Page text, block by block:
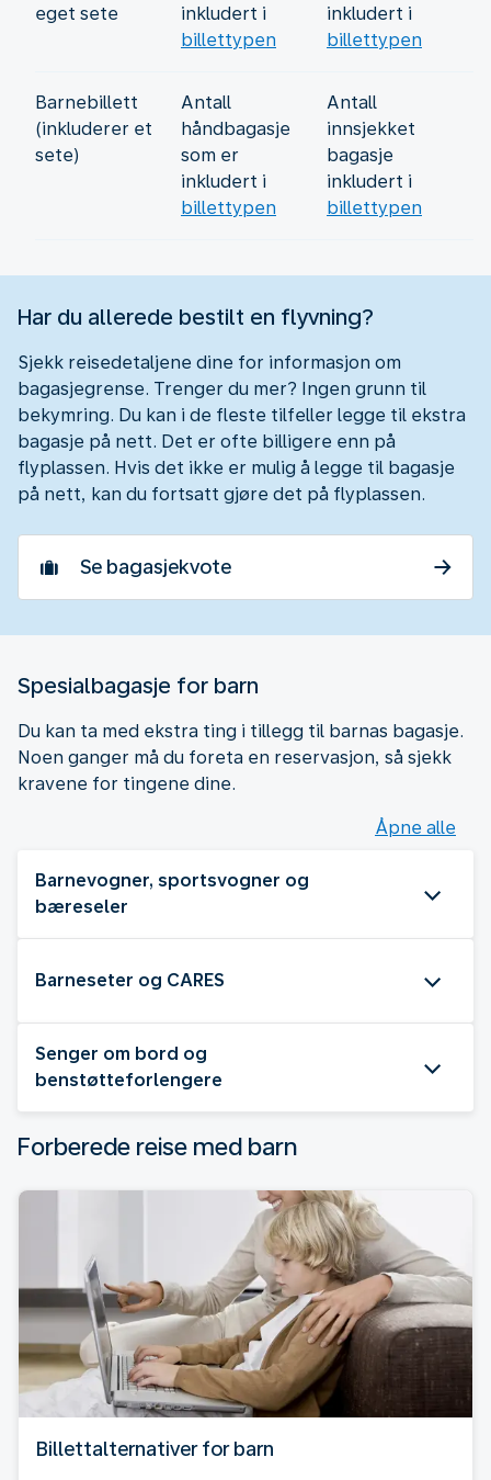
eget sete
inkludert i
billettypen
inkludert i
billettypen
Barnebillett
(inkluderer et
sete)
Antall
håndbagasje
som er
inkludert i
billettypen
Antall
innsjekket
bagasje
inkludert i
billettypen
Har du allerede bestilt en flyvning?
Sjekk reisedetaljene dine for informasjon om
bagasjegrense. Trenger du mer? Ingen grunn til
bekymring. Du kan i de fleste tilfeller legge til ekstra
bagasje på nett. Det er ofte billigere enn på
flyplassen. Hvis det ikke er mulig å legge til bagasje
på nett, kan du fortsatt gjøre det på flyplassen.
Se bagasjekvote
Spesialbagasje for barn
Du kan ta med ekstra ting i tillegg til barnas bagasje.
Noen ganger må du foreta en reservasjon, så sjekk
kravene for tingene dine.
Åpne alle
Barnevogner, sportsvogner og
bæreseler
Barneseter og CARES
Senger om bord og
benstøtteforlengere
Forberede reise med barn
Billettalternativer for barn